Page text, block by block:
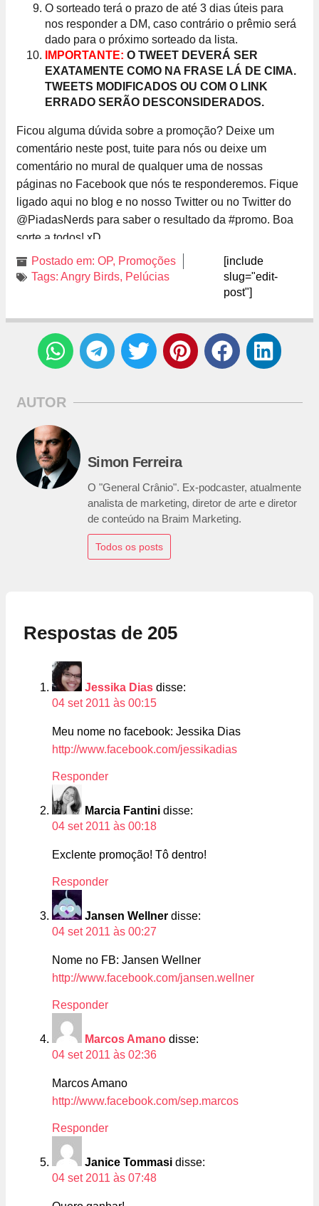
O sorteado terá o prazo de até 3 dias úteis para
nos responder a DM, caso contrário o prêmio será
dado para o próximo sorteado da lista.
IMPORTANTE: O TWEET DEVERÁ SER
EXATAMENTE COMO NA FRASE LÁ DE CIMA.
TWEETS MODIFICADOS OU COM O LINK
ERRADO SERÃO DESCONSIDERADOS.
Ficou alguma dúvida sobre a promoção? Deixe um
comentário neste post, tuite para nós ou deixe um
comentário no mural de qualquer uma de nossas
páginas no Facebook que nós te responderemos. Fique
ligado aqui no blog e no nosso Twitter ou no Twitter do
@PiadasNerds para saber o resultado da #promo. Boa
sorte a todos! xD
Postado em: OP, Promoções
Tags: Angry Birds, Pelúcias
[include
slug="edit-
post"]
AUTOR
Simon Ferreira
O "General Crânio". Ex-podcaster, atualmente
analista de marketing, diretor de arte e diretor
de conteúdo na Braim Marketing.
Todos os posts
Respostas de 205
Jessika Dias disse:
04 set 2011 às 00:15
Meu nome no facebook: Jessika Dias
http://www.facebook.com/jessikadias
Responder
Marcia Fantini disse:
04 set 2011 às 00:18
Exclente promoção! Tô dentro!
Responder
Jansen Wellner disse:
04 set 2011 às 00:27
Nome no FB: Jansen Wellner
http://www.facebook.com/jansen.wellner
Responder
Marcos Amano disse:
04 set 2011 às 02:36
Marcos Amano
http://www.facebook.com/sep.marcos
Responder
Janice Tommasi disse:
04 set 2011 às 07:48